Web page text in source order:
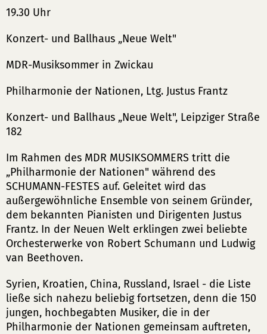
19.30 Uhr
Konzert- und Ballhaus „Neue Welt"
MDR-Musiksommer in Zwickau
Philharmonie der Nationen, Ltg. Justus Frantz
Konzert- und Ballhaus „Neue Welt", Leipziger Straße
182
Im Rahmen des MDR MUSIKSOMMERS tritt die
„Philharmonie der Nationen" während des
SCHUMANN-FESTES auf. Geleitet wird das
außergewöhnliche Ensemble von seinem Gründer,
dem bekannten Pianisten und Dirigenten Justus
Frantz. In der Neuen Welt erklingen zwei beliebte
Orchesterwerke von Robert Schumann und Ludwig
van Beethoven.
Syrien, Kroatien, China, Russland, Israel - die Liste
ließe sich nahezu beliebig fortsetzen, denn die 150
jungen, hochbegabten Musiker, die in der
Philharmonie der Nationen gemeinsam auftreten,